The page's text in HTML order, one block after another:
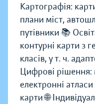
Картографія:
плани міст,
путівники 📚
контурні карти з
класів, у т. ч.
Цифрові рішення:
електронні атласи
карти 🌐